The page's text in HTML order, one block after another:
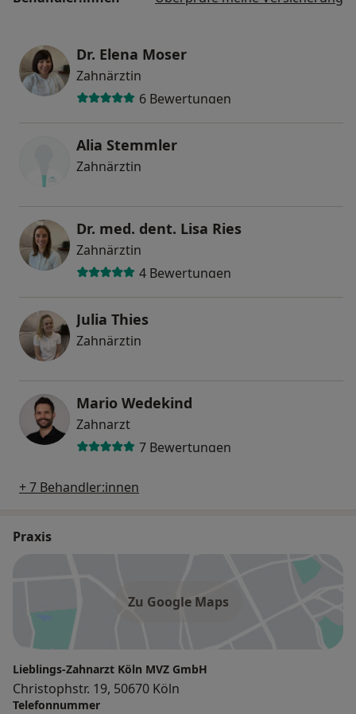
Dr. Elena Moser
Zahnärztin
6 Bewertungen
Alia Stemmler
Zahnärztin
Dr. med. dent. Lisa Ries
Zahnärztin
4 Bewertungen
Julia Thies
Zahnärztin
Mario Wedekind
Zahnarzt
7 Bewertungen
+ 7 Behandler:innen
Praxis
Zu Google Maps
Lieblings-Zahnarzt Köln MVZ GmbH
Christophstr. 19, 50670 Köln
Telefonnummer